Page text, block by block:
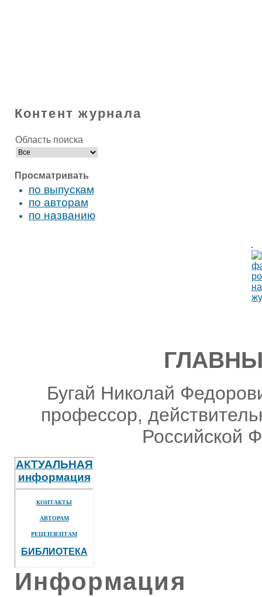
Контент журнала
Область поиска
Просматривать
по выпускам
по авторам
по названию
Бугай Николай
профессор,
Российской
АКТУАЛЬНАЯ
информация
КОНТАКТЫ
АВТОРАМ
РЕЦЕНЗЕНТАМ
БИБЛИОТЕКА
Информация